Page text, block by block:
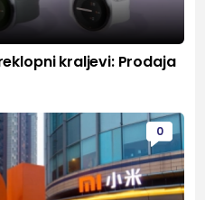
kraljevi: Prodaja
0